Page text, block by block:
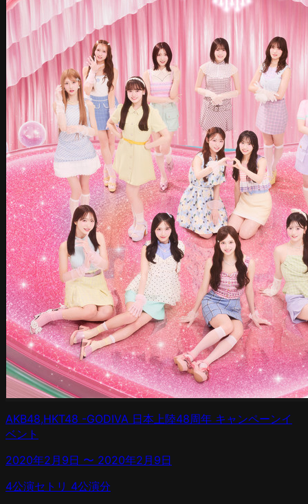
AKB48,HKT48 -GODIVA 日本上陸48周年 キャンペーンイ
ベント
2020年2月9日 〜 2020年2月9日
4公演セトリ 4公演分